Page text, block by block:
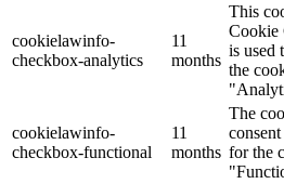
cookielawinfo-
checkbox-analytics
11
months
This
Cookie
is used
the
cookielawinfo-
checkbox-functional
11
months
The
for the